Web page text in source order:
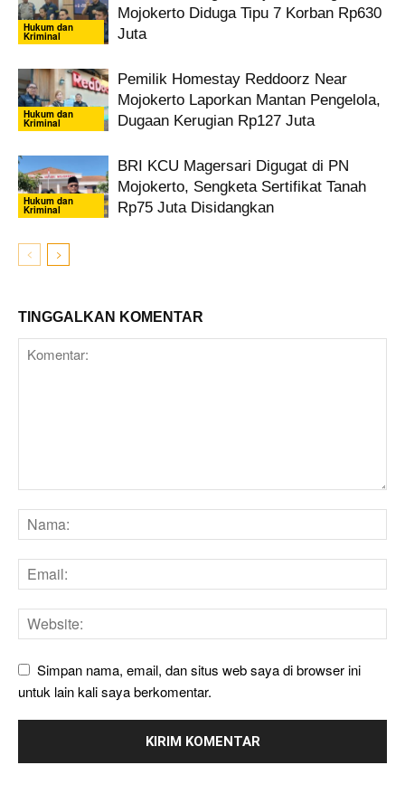
Hukum dan
Kriminal
Mojokerto Diduga Tipu 7 Korban Rp630
Juta
Hukum dan
Kriminal
Pemilik Homestay Reddoorz Near
Mojokerto Laporkan Mantan Pengelola,
Dugaan Kerugian Rp127 Juta
Hukum dan
Kriminal
BRI KCU Magersari Digugat di PN
Mojokerto, Sengketa Sertifikat Tanah
Rp75 Juta Disidangkan
TINGGALKAN KOMENTAR
Simpan nama, email, dan situs web saya di browser ini
untuk lain kali saya berkomentar.